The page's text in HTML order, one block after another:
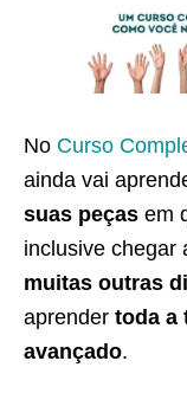
No Curso
ainda vai
suas peças em
inclusive chegar
muitas outras
aprender toda a
avançado.